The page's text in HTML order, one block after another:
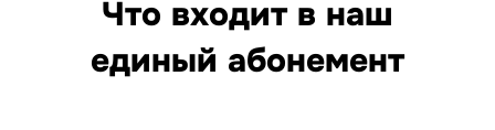
Что входит в наш
единый абонемент